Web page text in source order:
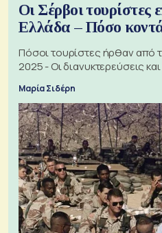
Οι Σέρβοι τουρίστες
Ελλάδα – Πόσο κοντά
Πόσοι τουρίστες ήρθαν από
2025 - Οι διανυκτερεύσεις
Μαρία Σιδέρη